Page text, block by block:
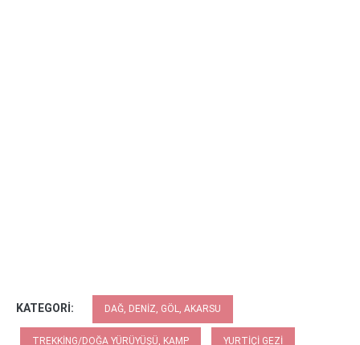
KATEGORI: DAĞ, DENIZ, GÖL, AKARSU
TREKKING/DOĞA YÜRÜYÜŞÜ, KAMP YURTIÇI GEZI